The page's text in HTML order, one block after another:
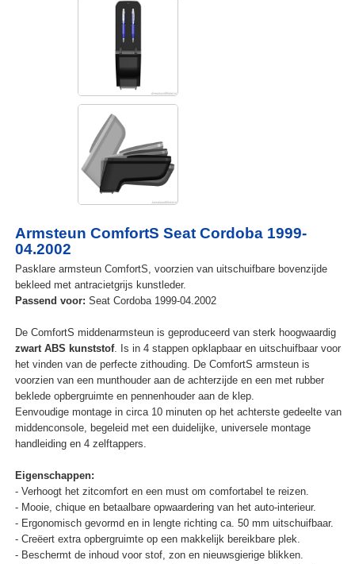
Armsteun ComfortS Seat Cordoba 1999-
04.2002
Pasklare armsteun ComfortS, voorzien van uitschuifbare bovenzijde
bekleed met antracietgrijs kunstleder.
Passend voor: Seat Cordoba 1999-04.2002
De ComfortS middenarmsteun is geproduceerd van sterk hoogwaardig
zwart ABS kunststof. Is in 4 stappen opklapbaar en uitschuifbaar voor
het vinden van de perfecte zithouding. De ComfortS armsteun is
voorzien van een munthouder aan de achterzijde en een met rubber
beklede opbergruimte en pennenhouder aan de klep.
Eenvoudige montage in circa 10 minuten op het achterste gedeelte van
middenconsole, begeleid met een duidelijke, universele montage
handleiding en 4 zelftappers.
Eigenschappen:
- Verhoogt het zitcomfort en een must om comfortabel te reizen.
- Mooie, chique en betaalbare opwaardering van het auto-interieur.
- Ergonomisch gevormd en in lengte richting ca. 50 mm uitschuifbaar.
- Creëert extra opbergruimte op een makkelijk bereikbare plek.
- Beschermt de inhoud voor stof, zon en nieuwsgierige blikken.